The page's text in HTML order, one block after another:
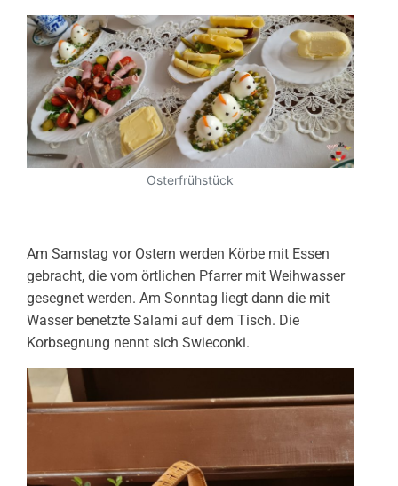
Osterfrühstück
Am Samstag vor Ostern werden Körbe mit Essen
gebracht, die vom örtlichen Pfarrer mit Weihwasser
gesegnet werden. Am Sonntag liegt dann die mit
Wasser benetzte Salami auf dem Tisch. Die
Korbsegnung nennt sich Swieconki.